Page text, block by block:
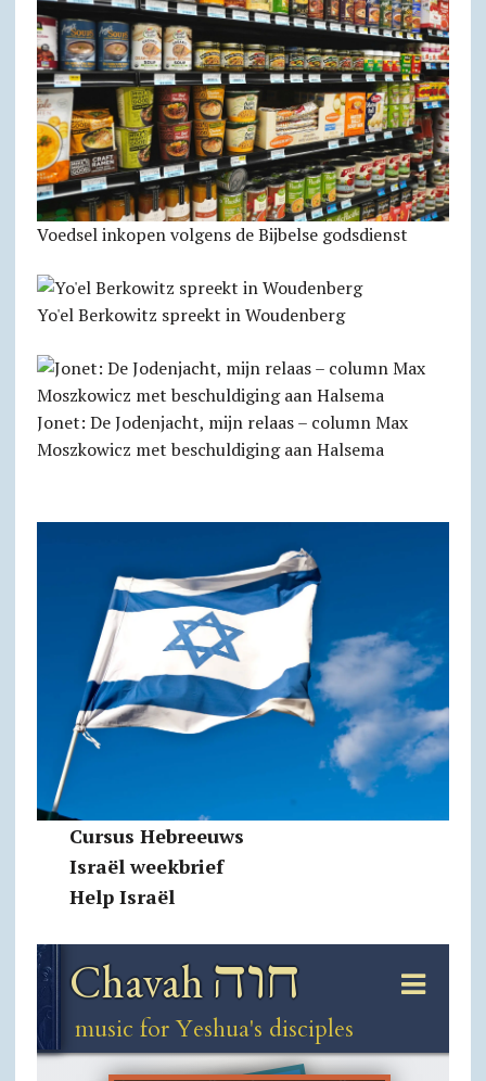
Voedsel inkopen volgens de Bijbelse godsdienst
Yo'el Berkowitz spreekt in Woudenberg
Jonet: De Jodenjacht, mijn relaas – column Max
Moszkowicz met beschuldiging aan Halsema
Cursus Hebreeuws
Israël weekbrief
Help Israël